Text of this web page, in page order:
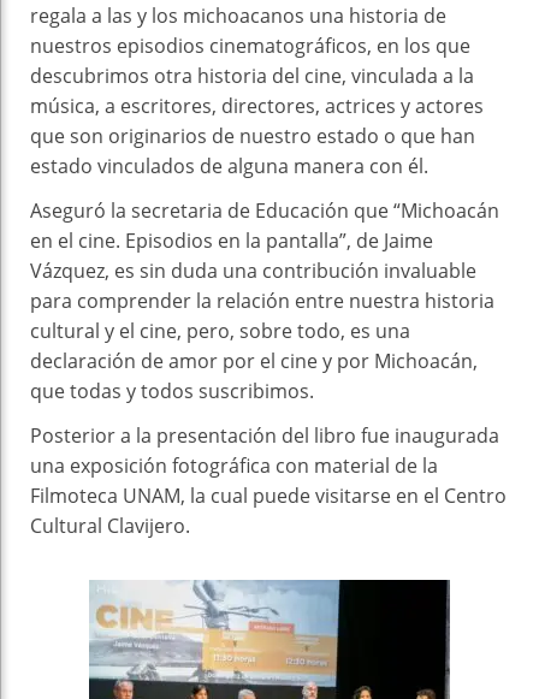
regala a las y los michoacanos una historia de
nuestros episodios cinematográficos, en los que
descubrimos otra historia del cine, vinculada a la
música, a escritores, directores, actrices y actores
que son originarios de nuestro estado o que han
estado vinculados de alguna manera con él.
Aseguró la secretaria de Educación que “Michoacán
en el cine. Episodios en la pantalla”, de Jaime
Vázquez, es sin duda una contribución invaluable
para comprender la relación entre nuestra historia
cultural y el cine, pero, sobre todo, es una
declaración de amor por el cine y por Michoacán,
que todas y todos suscribimos.
Posterior a la presentación del libro fue inaugurada
una exposición fotográfica con material de la
Filmoteca UNAM, la cual puede visitarse en el Centro
Cultural Clavijero.